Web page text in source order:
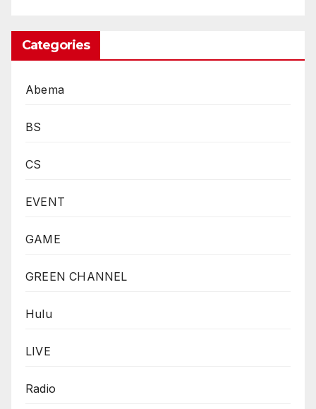
Categories
Abema
BS
CS
EVENT
GAME
GREEN CHANNEL
Hulu
LIVE
Radio